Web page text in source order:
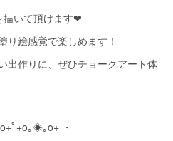
描いて頂けます❤
り絵感覚で楽しめます！
出作りに、ぜひチョークアート体
ﾟ+o｡◈｡o+ ・